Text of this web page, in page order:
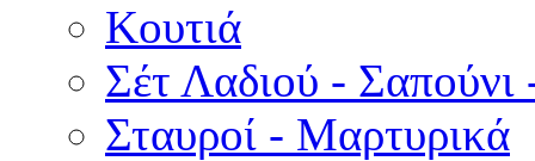
Κουτιά
Σέτ Λαδιού - Σαπούνι
Σταυροί - Μαρτυρικά